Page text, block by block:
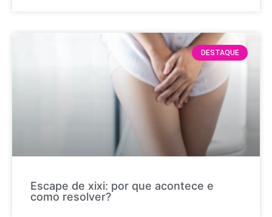
DESTAQUE
Escape de xixi: por que acontece e
como resolver?